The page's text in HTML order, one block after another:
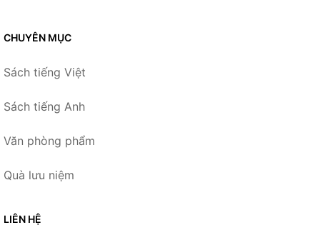
CHUYÊN MỤC
Sách tiếng Việt
Sách tiếng Anh
Văn phòng phẩm
Quà lưu niệm
LIÊN HỆ